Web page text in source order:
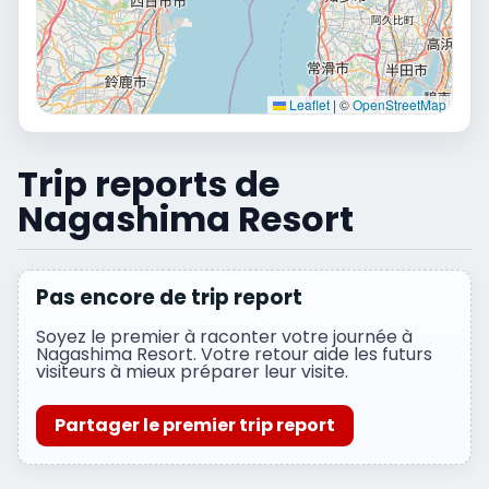
Leaflet | ©OpenStreetMap
Trip reports de
Nagashima Resort
Pas encore de trip report
Soyez le premier à raconter votre journée à
Nagashima Resort. Votre retour aide les futurs
visiteurs à mieux préparer leur visite.
Partager le premier trip report